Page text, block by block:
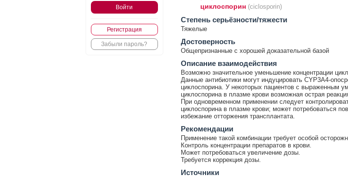
Регистрация
Забыли пароль?
циклоспорин (ciclosporin)
Cтепень серьёзности/тяжести
Тяжелые
Достоверность
Общепризнанные с хорошей доказательной базой
Описание взаимодействия
Возможно значительное уменьшение концентрации
Данные антибиотики могут индуцировать CYP3A4-
циклоспорина. У некоторых пациентов с выраженным
циклоспорина в плазме крови возможная острая
При одновременном применении следует
циклоспорина в плазме крови; может потребоваться
избежание отторжения трансплантата.
Рекомендации
Применение такой комбинации требует особой
Контроль концентрации препаратов в крови.
Может потребоваться увеличение дозы.
Требуется коррекция дозы.
Источники